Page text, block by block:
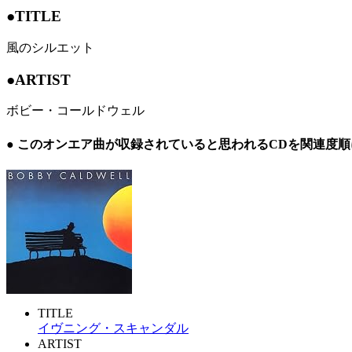
●TITLE
風のシルエット
●ARTIST
ボビー・コールドウェル
● このオンエア曲が収録されていると思われるCDを関連度
TITLE
イヴニング・スキャンダル
ARTIST